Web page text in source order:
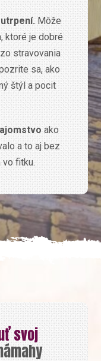
Môže
ktoré je dobré
stravovania
sa, ako
štýl a pocit
ako
a to aj bez
vo fitku.
svoj